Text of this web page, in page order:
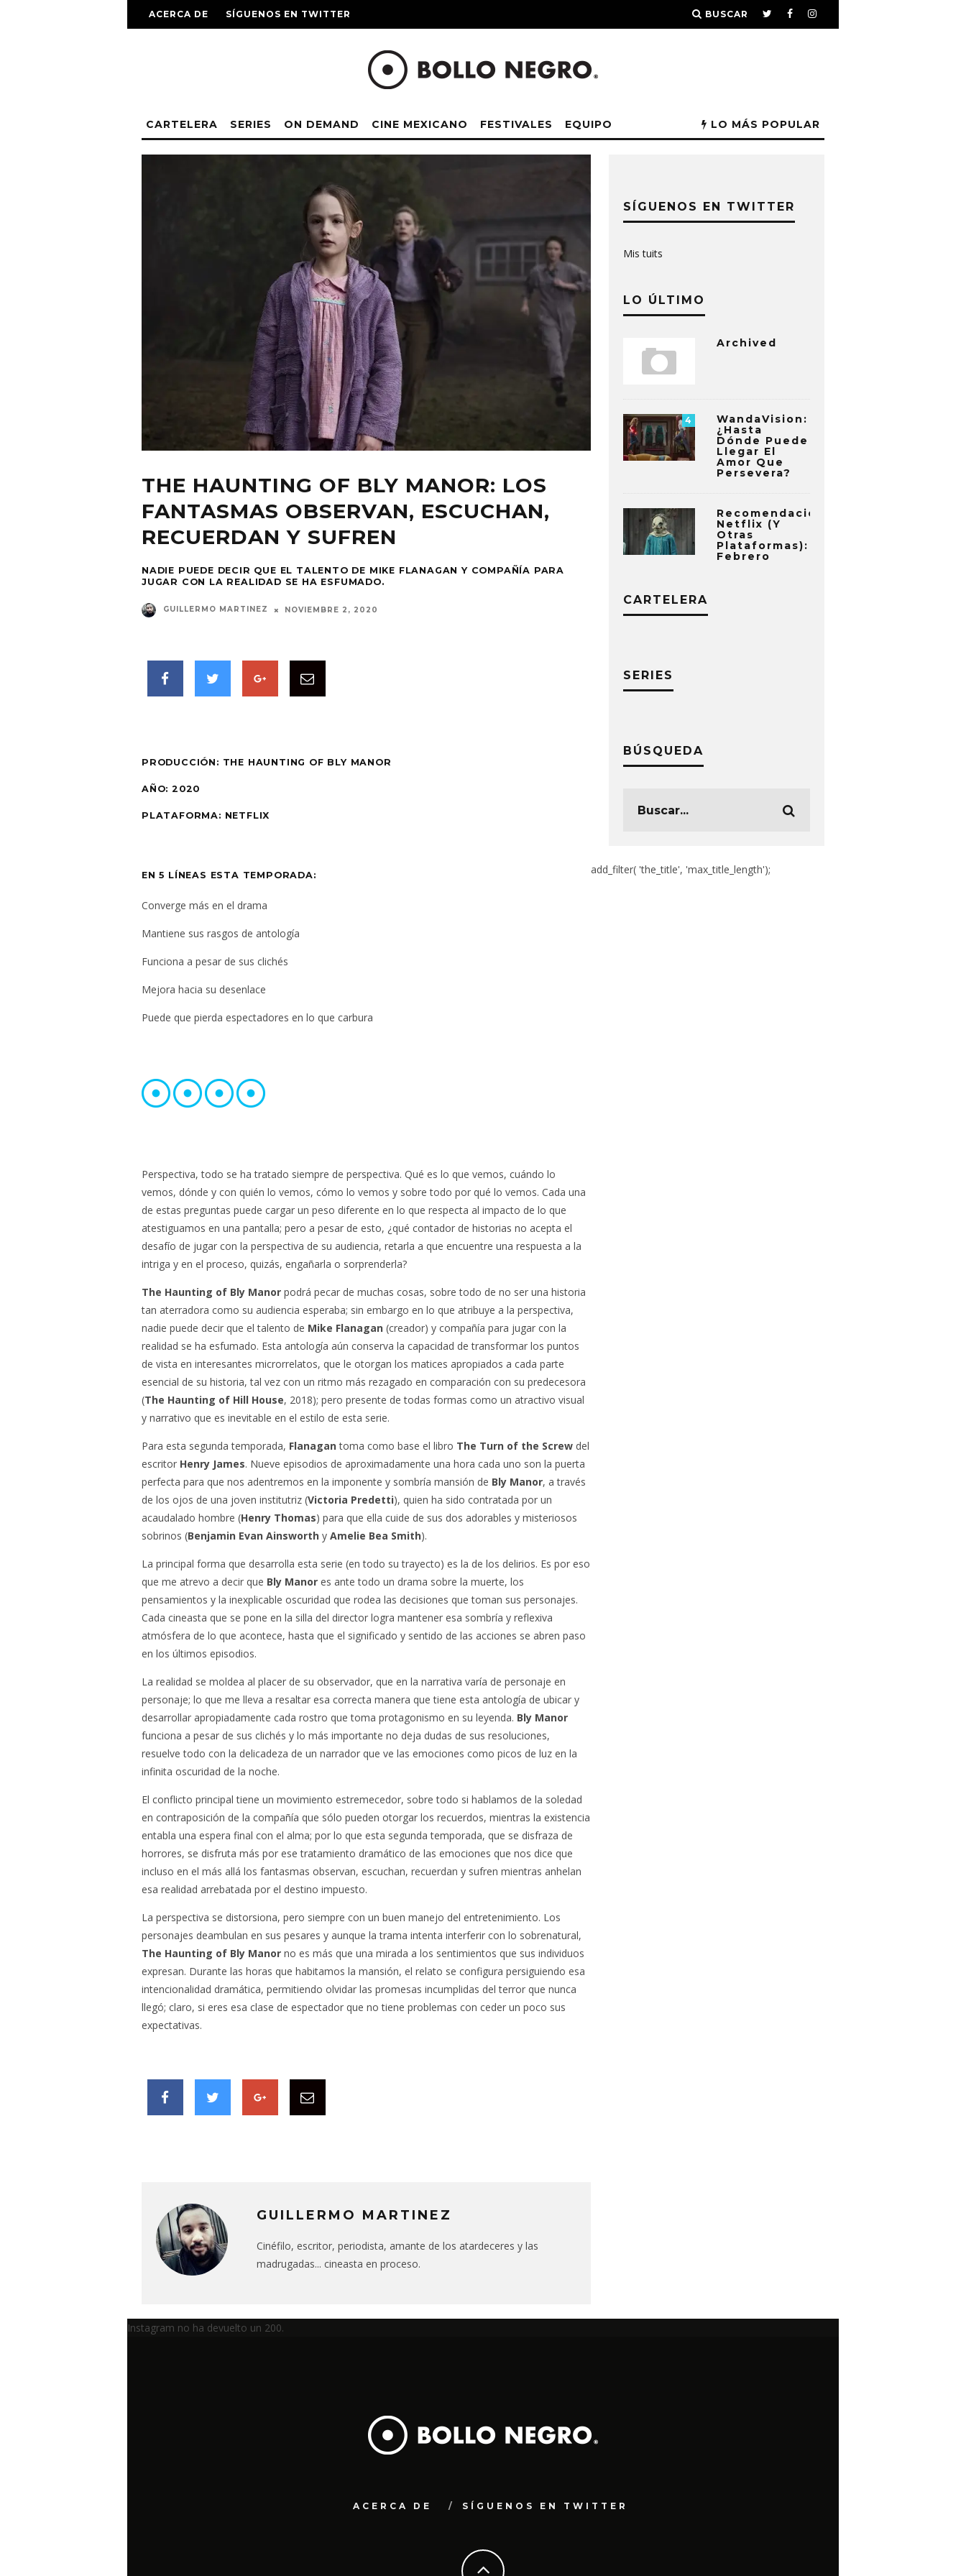
ACERCA DE SÍGUENOS EN TWITTER BUSCAR
CARTELERA SERIES ON DEMAND CINE MEXICANO FESTIVALES EQUIPO LO MÁS POPULAR
THE HAUNTING OF BLY MANOR: LOS
FANTASMAS OBSERVAN, ESCUCHAN,
RECUERDAN Y SUFREN
NADIE PUEDE DECIR QUE EL TALENTO DE MIKE FLANAGAN Y COMPAÑÍA PARA
JUGAR CON LA REALIDAD SE HA ESFUMADO.
GUILLERMO MARTINEZ NOVIEMBRE 2, 2020
PRODUCCIÓN: THE HAUNTING OF BLY MANOR
AÑO: 2020
PLATAFORMA: NETFLIX
EN 5 LÍNEAS ESTA TEMPORADA:
Converge más en el drama
Mantiene sus rasgos de antología
Funciona a pesar de sus clichés
Mejora hacia su desenlace
Puede que pierda espectadores en lo que carbura
Perspectiva, todo se ha tratado siempre de perspectiva. Qué es lo que vemos, cuándo lo
vemos, dónde y con quién lo vemos, cómo lo vemos y sobre todo por qué lo vemos. Cada una
de estas preguntas puede cargar un peso diferente en lo que respecta al impacto de lo que
atestiguamos en una pantalla; pero a pesar de esto, ¿qué contador de historias no acepta el
desafío de jugar con la perspectiva de su audiencia, retarla a que encuentre una respuesta a la
intriga y en el proceso, quizás, engañarla o sorprenderla?
The Haunting of Bly Manor podrá pecar de muchas cosas, sobre todo de no ser una historia
tan aterradora como su audiencia esperaba; sin embargo en lo que atribuye a la perspectiva,
nadie puede decir que el talento de Mike Flanagan (creador) y compañía para jugar con la
realidad se ha esfumado. Esta antología aún conserva la capacidad de transformar los puntos
de vista en interesantes microrrelatos, que le otorgan los matices apropiados a cada parte
esencial de su historia, tal vez con un ritmo más rezagado en comparación con su predecesora
(The Haunting of Hill House, 2018); pero presente de todas formas como un atractivo visual
y narrativo que es inevitable en el estilo de esta serie.
Para esta segunda temporada, Flanagan toma como base el libro The Turn of the Screw del
escritor Henry James. Nueve episodios de aproximadamente una hora cada uno son la puerta
perfecta para que nos adentremos en la imponente y sombría mansión de Bly Manor, a través
de los ojos de una joven institutriz (Victoria Predetti), quien ha sido contratada por un
acaudalado hombre (Henry Thomas) para que ella cuide de sus dos adorables y misteriosos
sobrinos (Benjamin Evan Ainsworth y Amelie Bea Smith).
La principal forma que desarrolla esta serie (en todo su trayecto) es la de los delirios. Es por eso
que me atrevo a decir que Bly Manor es ante todo un drama sobre la muerte, los
pensamientos y la inexplicable oscuridad que rodea las decisiones que toman sus personajes.
Cada cineasta que se pone en la silla del director logra mantener esa sombría y reflexiva
atmósfera de lo que acontece, hasta que el significado y sentido de las acciones se abren paso
en los últimos episodios.
La realidad se moldea al placer de su observador, que en la narrativa varía de personaje en
personaje; lo que me lleva a resaltar esa correcta manera que tiene esta antología de ubicar y
desarrollar apropiadamente cada rostro que toma protagonismo en su leyenda. Bly Manor
funciona a pesar de sus clichés y lo más importante no deja dudas de sus resoluciones,
resuelve todo con la delicadeza de un narrador que ve las emociones como picos de luz en la
infinita oscuridad de la noche.
El conflicto principal tiene un movimiento estremecedor, sobre todo si hablamos de la soledad
en contraposición de la compañía que sólo pueden otorgar los recuerdos, mientras la existencia
entabla una espera final con el alma; por lo que esta segunda temporada, que se disfraza de
horrores, se disfruta más por ese tratamiento dramático de las emociones que nos dice que
incluso en el más allá los fantasmas observan, escuchan, recuerdan y sufren mientras anhelan
esa realidad arrebatada por el destino impuesto.
La perspectiva se distorsiona, pero siempre con un buen manejo del entretenimiento. Los
personajes deambulan en sus pesares y aunque la trama intenta interferir con lo sobrenatural,
The Haunting of Bly Manor no es más que una mirada a los sentimientos que sus individuos
expresan. Durante las horas que habitamos la mansión, el relato se configura persiguiendo esa
intencionalidad dramática, permitiendo olvidar las promesas incumplidas del terror que nunca
llegó; claro, si eres esa clase de espectador que no tiene problemas con ceder un poco sus
expectativas.
GUILLERMO MARTINEZ
Cinéfilo, escritor, periodista, amante de los atardeceres y las
madrugadas... cineasta en proceso.
SÍGUENOS EN TWITTER
Mis tuits
LO ÚLTIMO
Archived
4
WandaVision:
¿Hasta
Dónde Puede
Llegar El
Amor Que
Persevera?
Recomendaciones
Netflix (y
Otras
Plataformas):
Febrero
CARTELERA
SERIES
BÚSQUEDA
add_filter( 'the_title', 'max_title_length');
Instagram no ha devuelto un 200.
ACERCA DE SÍGUENOS EN TWITTER